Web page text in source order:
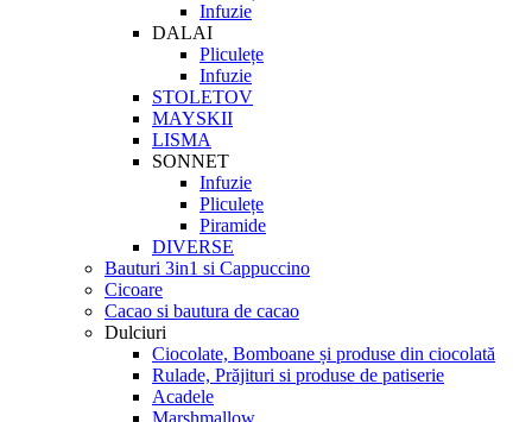
Infuzie
DALAI
Pliculețe
Infuzie
STOLETOV
MAYSKII
LISMA
SONNET
Infuzie
Pliculețe
Piramide
DIVERSE
Bauturi 3in1 si Cappuccino
Cicoare
Cacao si bautura de cacao
Dulciuri
Ciocolate, Bomboane și produse din ciocolată
Rulade, Prăjituri si produse de patiserie
Acadele
Marshmallow